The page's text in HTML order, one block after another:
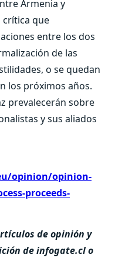
Armenia y
crítica que
entre los dos
de las
o se quedan
los próximos años.
prevalecerán sobre
y sus aliados
opinion/opinion-
proceeds-
de opinión y
de infogate.cl o